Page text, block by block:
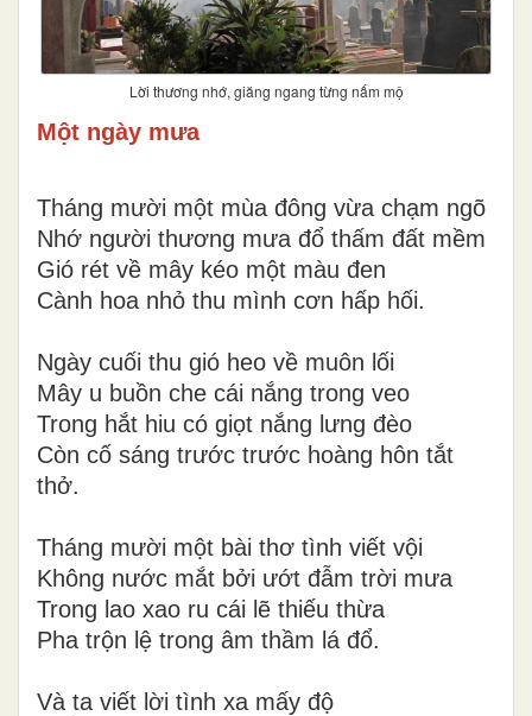
Lời thương nhớ, giăng ngang từng nấm mộ
Một ngày mưa
Tháng mười một mùa đông vừa chạm ngõ
Nhớ người thương mưa đổ thấm đất mềm
Gió rét về mây kéo một màu đen
Cành hoa nhỏ thu mình cơn hấp hối.
Ngày cuối thu gió heo về muôn lối
Mây u buồn che cái nắng trong veo
Trong hắt hiu có giọt nắng lưng đèo
Còn cố sáng trước trước hoàng hôn tắt
thở.
Tháng mười một bài thơ tình viết vội
Không nước mắt bởi ướt đẫm trời mưa
Trong lao xao ru cái lẽ thiếu thừa
Pha trộn lệ trong âm thầm lá đổ.
Và ta viết lời tình xa mấy độ